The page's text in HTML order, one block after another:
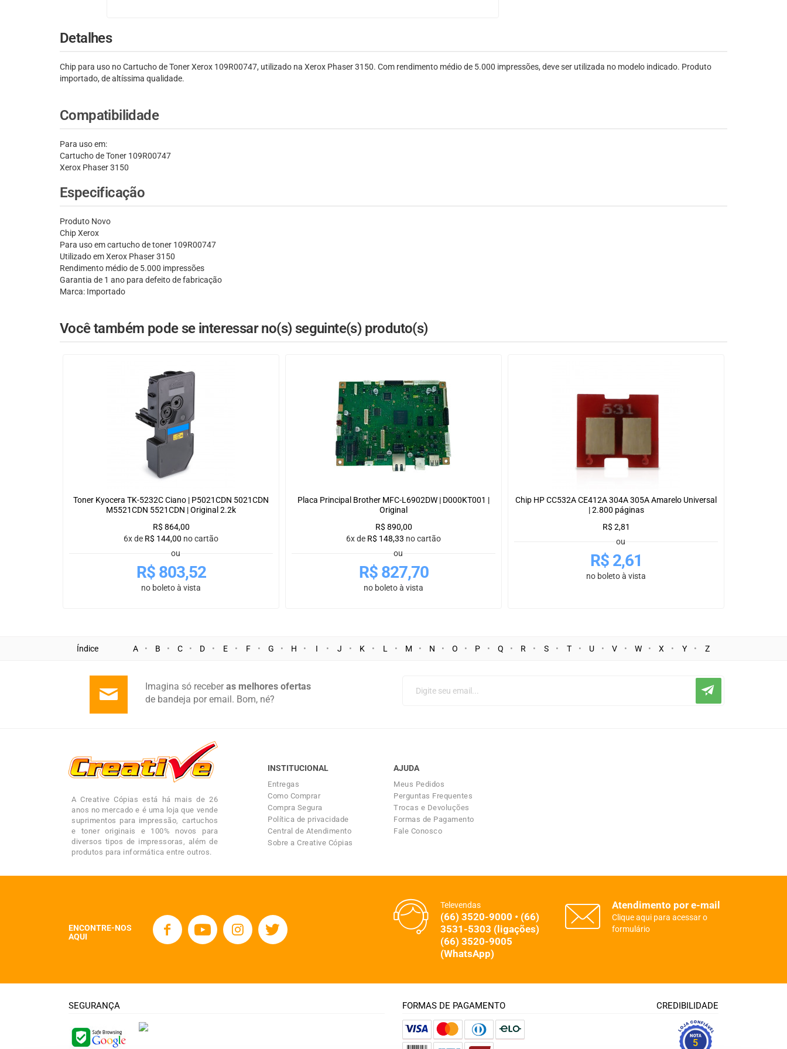
Detalhes
Chip para uso no Cartucho de Toner Xerox 109R00747, utilizado na Xerox Phaser 3150. Com rendimento médio de 5.000 impressões, deve ser utilizada no modelo indicado. Produto
importado, de altíssima qualidade.
Compatibilidade
Para uso em:
Cartucho de Toner 109R00747
Xerox Phaser 3150
Especificação
Produto Novo
Chip Xerox
Para uso em cartucho de toner 109R00747
Utilizado em Xerox Phaser 3150
Rendimento médio de 5.000 impressões
Garantia de 1 ano para defeito de fabricação
Marca: Importado
Você também pode se interessar no(s) seguinte(s) produto(s)
Toner Kyocera TK-5232C Ciano | P5021CDN 5021CDN
M5521CDN 5521CDN | Original 2.2k
R$ 864,00
6x de R$ 144,00 no cartão
ou
R$803,52
no boleto à vista
Placa Principal Brother MFC-L6902DW | D000KT001 |
Original
R$ 890,00
6x de R$ 148,33 no cartão
ou
R$827,70
no boleto à vista
Chip HP CC532A CE412A 304A 305A Amarelo Universal
| 2.800 páginas
R$ 2,81
ou
R$2,61
no boleto à vista
Índice A B C D E F G H I J K L M N O P Q R S T U V W X Y Z
Imagina só receberas melhores ofertas
de bandeja por email. Bom, né?
A Creative Cópias está há mais de 26
anos no mercado e é uma loja que vende
suprimentos para impressão, cartuchos
e toner originais e 100% novos para
diversos tipos de impressoras, além de
produtos para informática entre outros.
INSTITUCIONAL
Entregas
Como Comprar
Compra Segura
Política de privacidade
Central de Atendimento
Sobre a Creative Cópias
AJUDA
Meus Pedidos
Perguntas Frequentes
Trocas e Devoluções
Formas de Pagamento
Fale Conosco
ENCONTRE-NOS
AQUI
Televendas
(66) 3520-9000 • (66)
3531-5303 (ligações)
(66) 3520-9005
(WhatsApp)
Atendimento por e-mail
Clique aqui para acessar o
formulário
SEGURANÇA FORMAS DE PAGAMENTO CREDIBILIDADE
5